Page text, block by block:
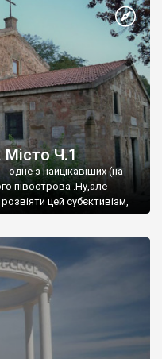
Місто Ч.1
одне з найцікавіших (на
півострова .Ну,але
цей субєктивізм,